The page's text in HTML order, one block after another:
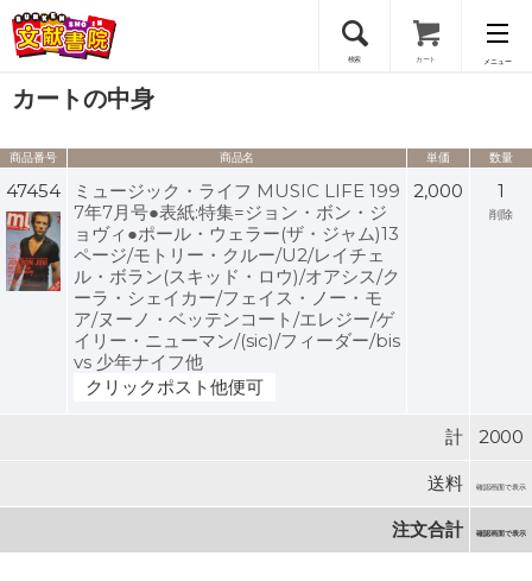
検索 カート メニュー
会員登録
ログイン
カートの中身
商品番号 商品名 単価 数量
47454
ミュージック・ライフ MUSIC LIFE 199
7年7月号●表紙:特集=ジョン・ボン・ジ
ョヴィ●ポール・ウェラー(ザ・ジャム)13
ページ/モトリー・クルー/U2/レイチェ
ル・ボラン(スキッド・ロウ)/オアシス/ク
ーラ・シェイカー/フェイス・ノー・モ
ア/ヌーノ・ベッテンコート/エレジー/ゲ
イリー・ニューマン/(sic)/フィーダー/bis
vs 少年ナイフ他
クリックポスト他便可
2,000 1
削除
計 2000
送料 確認画面で表示
注文合計 確認画面で表示